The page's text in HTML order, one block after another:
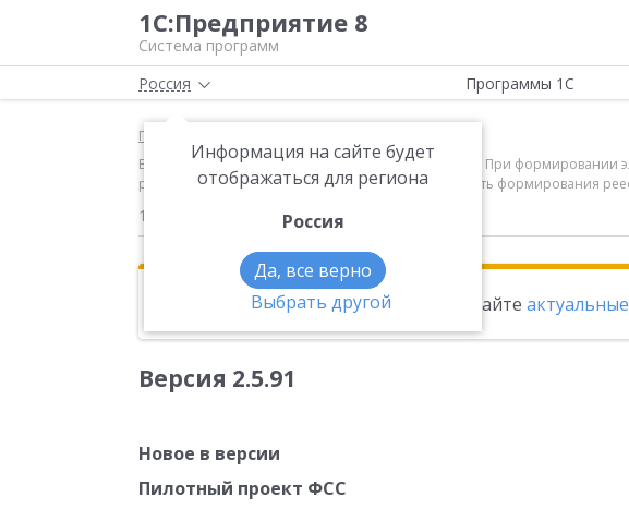
1С:Предприятие 8
Система программ
Россия
Информация на сайте будет
отображаться для региона
Россия
Да, все верно
Выбрать другой
Программы 1С
Главная
Версия 2.5.91 Новое в версии Пилотный проект ФСС При формировании
регистрации (по прописке).Реализована возможность формирования
17.04.2015
Эта новость находится в архиве. Читайте
Версия 2.5.91
Новое в версии
Пилотный проект ФСС